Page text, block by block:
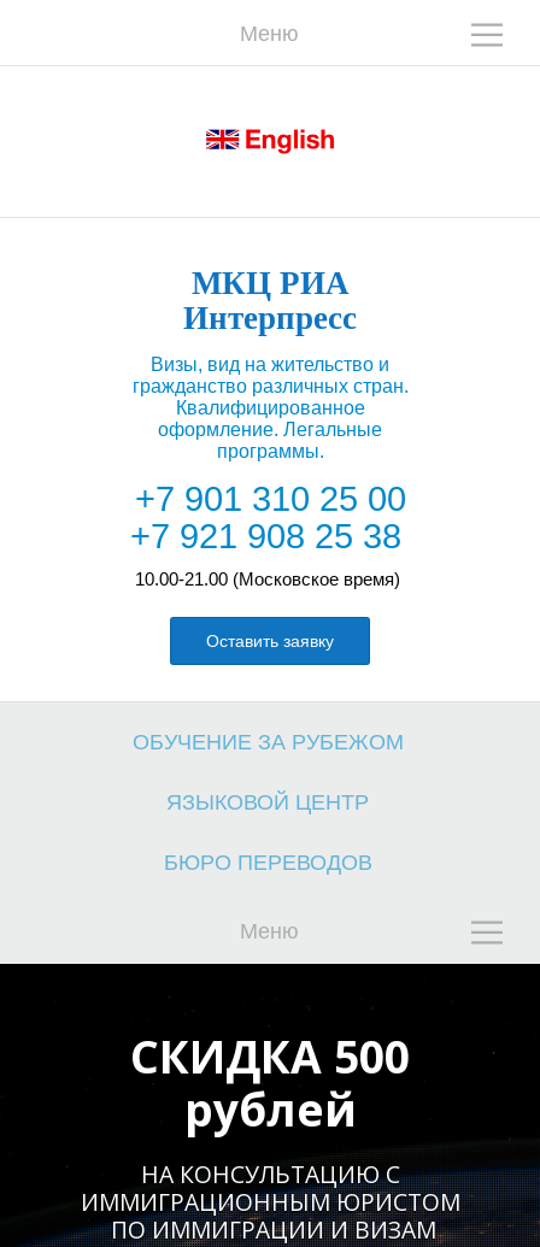
Меню
О
К
МКЦ РИА
Интерпресс
Визы, вид на жительство и
гражданство различных стран.
Квалифицированное
оформление. Легальные
программы.
+7 901 310 25 00
+7 921 908 25 38
10.00-21.00 (Московское время)
Оставить заявку
ОБУЧЕНИЕ ЗА РУБЕЖОМ
ЯЗЫКОВОЙ ЦЕНТР
БЮРО ПЕРЕВОДОВ
Меню
О
Б
СКИДКА 500
рублей
НА КОНСУЛЬТАЦИЮ С
ИММИГРАЦИОННЫМ ЮРИСТОМ
ПО ИММИГРАЦИИ И ВИЗАМ